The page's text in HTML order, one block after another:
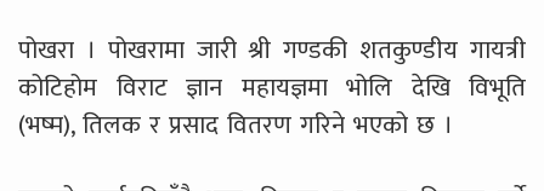
पोखरा । पोखरामा जारी श्री गण्डकी शतकुण्डीय गायत्री
कोटिहोम विराट ज्ञान महायज्ञमा भोलि देखि विभूति
(भष्म), तिलक र प्रसाद वितरण गरिने भएको छ ।